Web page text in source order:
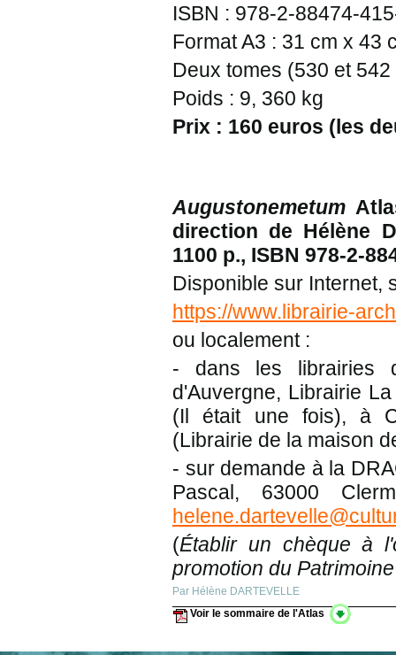
ISBN : 978-2-88474-
Format A3 : 31 cm x 43
Deux tomes (530 et
Poids : 9, 360 kg
Prix : 160 euros (les
Augustonemetum
direction de Hélène
1100 p., ISBN 978-2-
Disponible sur Internet,
https://www.librairie-
ou localement :
- dans les librairies
d'Auvergne, Librairie
(Il était une fois), à
(Librairie de la maison
- sur demande à la
Pascal, 63000
(Établir un chèque à
promotion du
Par Hélène DARTEVELLE
Voir le sommaire de l'Atlas